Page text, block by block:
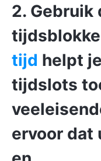
2. Gebruik
tijd helpt
tijdslots
ervoor dat